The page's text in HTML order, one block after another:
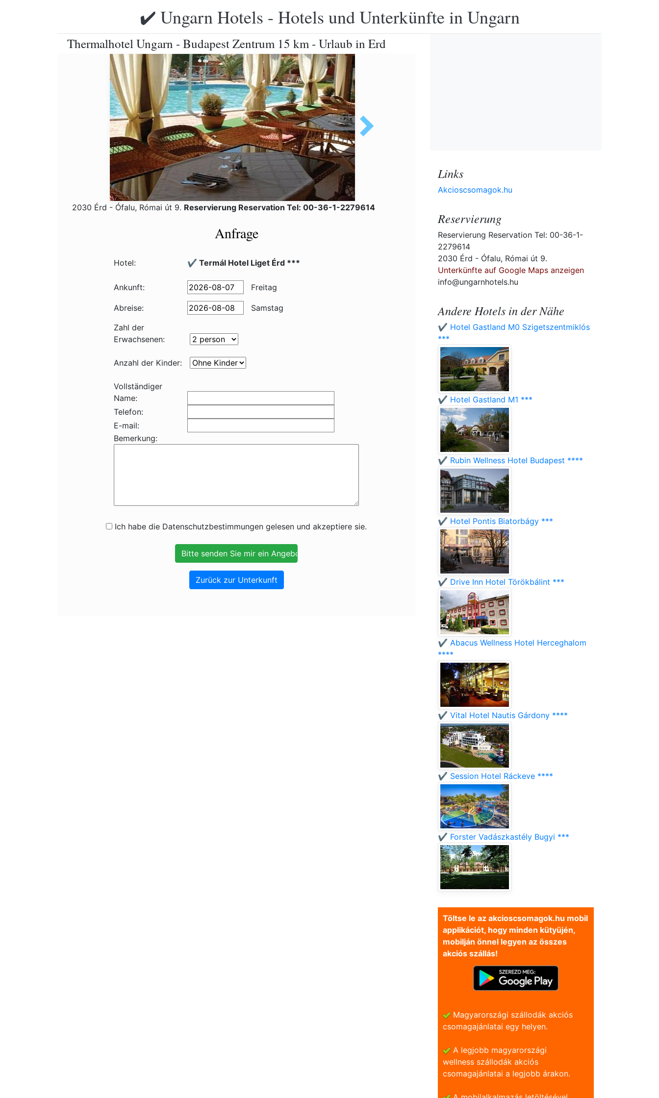
✔️ Ungarn Hotels - Hotels und Unterkünfte in Ungarn
Thermalhotel Ungarn - Budapest Zentrum 15 km - Urlaub in Erd
2030 Érd - Ófalu, Római út 9. Reservierung Reservation Tel: 00-36-1-2279614
Anfrage
Hotel: ✔️ Termál Hotel Liget Érd ***
Ankunft: Freitag
Abreise:
Samstag
Zahl der
Erwachsenen:
Anzahl der Kinder:
Vollständiger
Name:
Telefon:
E-mail:
Bemerkung:
Ich habe die Datenschutzbestimmungen gelesen und akzeptiere sie.
Zurück zur Unterkunft
Links
Akcioscsomagok.hu
Reservierung
Reservierung Reservation Tel: 00-36-1-
2279614
2030 Érd - Ófalu, Római út 9.
Unterkünfte auf Google Maps anzeigen
info@ungarnhotels.hu
Andere Hotels in der Nähe
✔️ Hotel Gastland M0 Szigetszentmiklós
***
✔️ Hotel Gastland M1 ***
✔️ Rubin Wellness Hotel Budapest ****
✔️ Hotel Pontis Biatorbágy ***
✔️ Drive Inn Hotel Törökbálint ***
✔️ Abacus Wellness Hotel Herceghalom
****
✔️ Vital Hotel Nautis Gárdony ****
✔️ Session Hotel Ráckeve ****
✔️ Forster Vadászkastély Bugyi ***
Töltse le az akcioscsomagok.hu mobil
applikációt, hogy minden kütyüjén,
mobilján önnel legyen az összes
akciós szállás!
Magyarországi szállodák akciós
csomagajánlatai egy helyen.
A legjobb magyarországi
wellness szállodák akciós
csomagajánlatai a legjobb árakon.